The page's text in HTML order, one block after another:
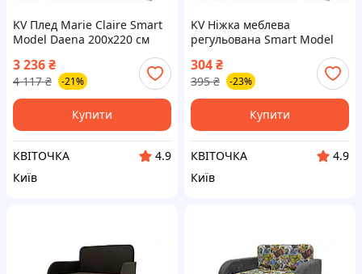
KV Плед Marie Claire Smart
Model Daena 200х220 см
теплий плед для будинку на
диван 99/KVI
3 236₴
4 117 ₴ -21%
Купити
КВІТОЧКА
4.9
Київ
KV Ніжка меблева
регульована Smart Model
меблів опорна нога для
столу та дивана 99/KVI
304₴
395 ₴ -23%
Купити
КВІТОЧКА
4.9
Київ